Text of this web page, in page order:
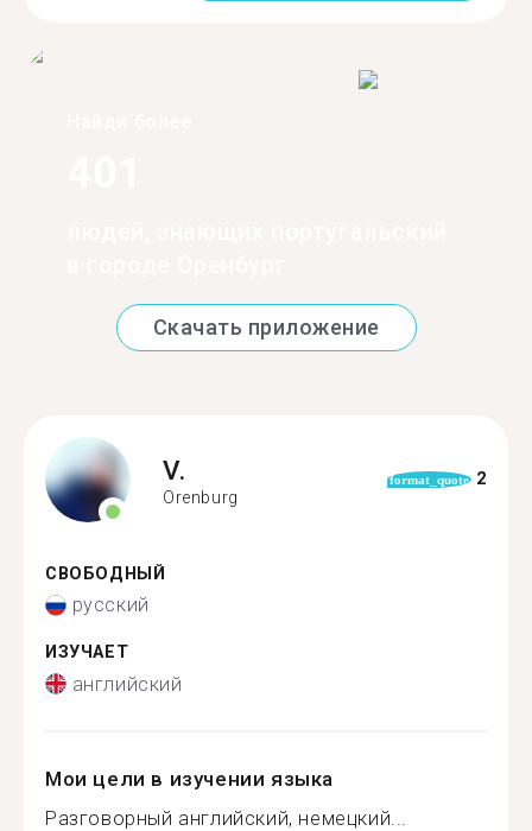
Скачать приложение
V.
Orenburg
format_quote 2
СВОБОДНЫЙ
русский
ИЗУЧАЕТ
английский
Мои цели в изучении языка
Разговорный английский, немецкий...